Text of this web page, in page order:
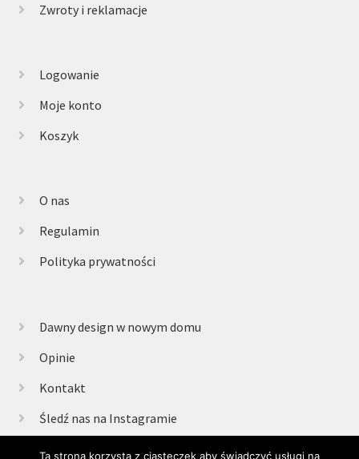
Zwroty i reklamacje
Logowanie
Moje konto
Koszyk
O nas
Regulamin
Polityka prywatności
Dawny design w nowym domu
Opinie
Kontakt
Śledź nas na Instagramie
Ta strona korzysta z ciasteczek aby świadczyć usługi na